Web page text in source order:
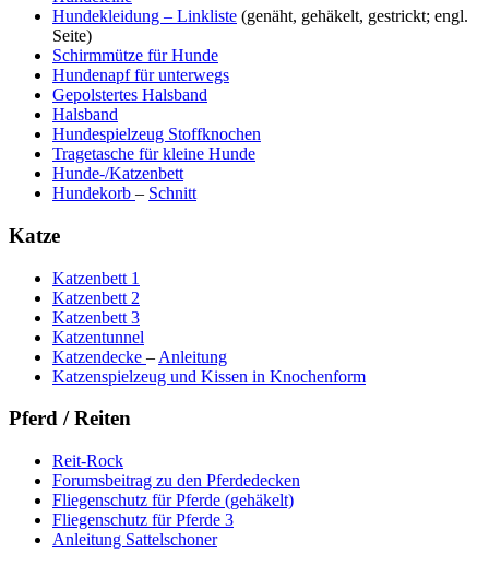
Hundekleidung – Linkliste (genäht, gehäkelt, gestrickt; engl.
Seite)
Schirmmütze für Hunde
Hundenapf für unterwegs
Gepolstertes Halsband
Halsband
Hundespielzeug Stoffknochen
Tragetasche für kleine Hunde
Hunde-/Katzenbett
Hundekorb – Schnitt
Katze
Katzenbett 1
Katzenbett 2
Katzenbett 3
Katzentunnel
Katzendecke – Anleitung
Katzenspielzeug und Kissen in Knochenform
Pferd / Reiten
Reit-Rock
Forumsbeitrag zu den Pferdedecken
Fliegenschutz für Pferde (gehäkelt)
Fliegenschutz für Pferde 3
Anleitung Sattelschoner